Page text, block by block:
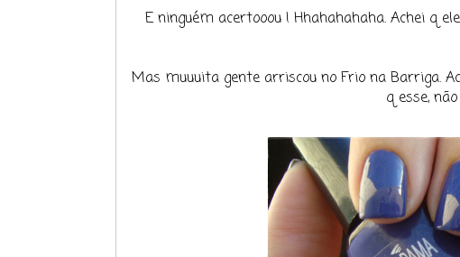
E ninguém acertooou ! Hhahahahaha. Achei q
Mas muuuita gente arriscou no Frio na Barriga.
q esse,